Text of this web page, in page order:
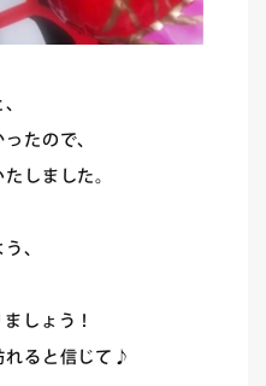
たので、
しました。
、
しょう！
れると信じて♪